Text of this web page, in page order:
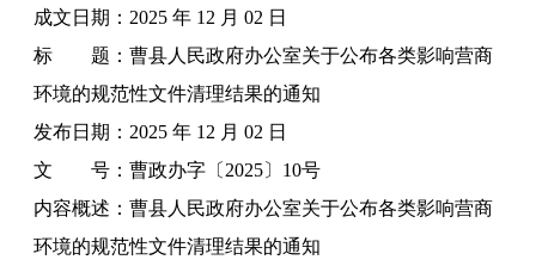
成文日期： 2025 年 12 月 02 日
标 题： 曹县人民政府办公室关于公布各类影响营商
环境的规范性文件清理结果的通知
发布日期： 2025 年 12 月 02 日
文 号： 曹政办字〔2025〕10号
内容概述： 曹县人民政府办公室关于公布各类影响营商
环境的规范性文件清理结果的通知